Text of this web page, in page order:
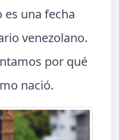
es una fecha
venezolano.
por qué
nació.